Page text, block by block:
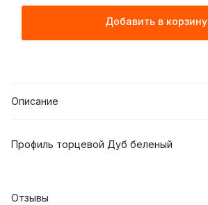
Добавить в корзину
Описание
Профиль торцевой Дуб беленый
Отзывы